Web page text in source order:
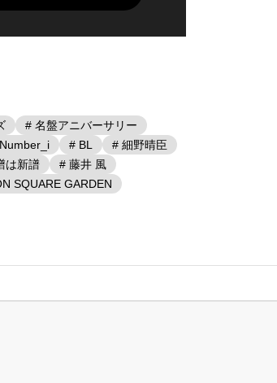
# 名盤アニバーサリー
# BL
# 細野晴臣
は新譜
# 藤井 風
SQUARE GARDEN